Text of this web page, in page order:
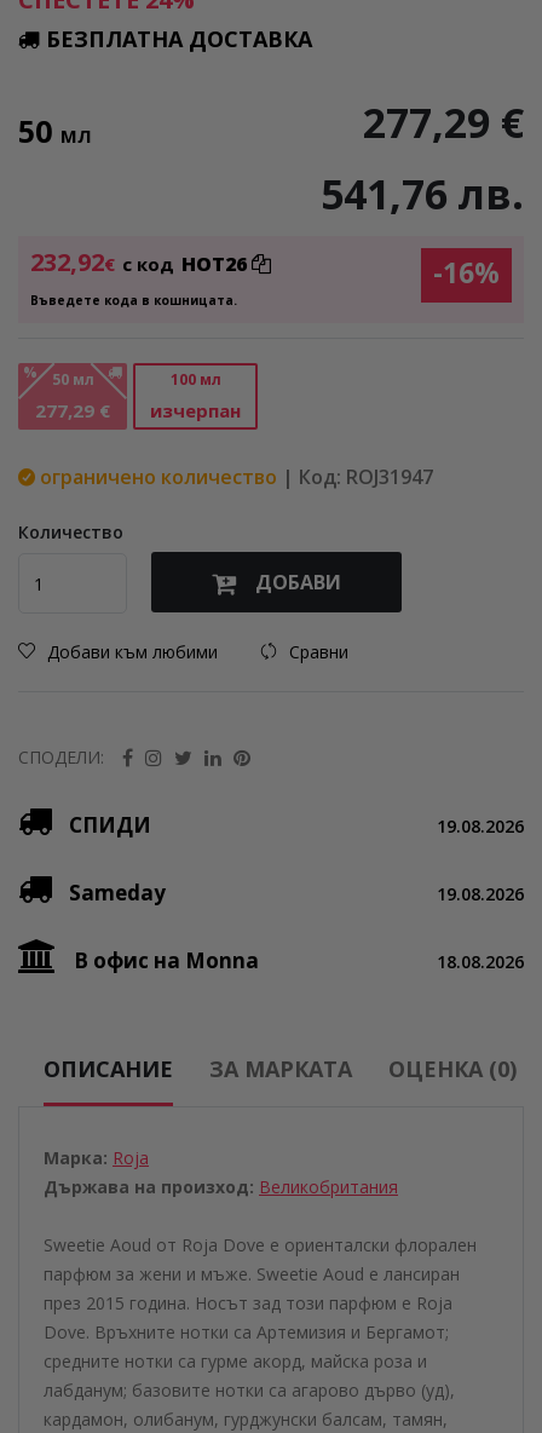
БЕЗПЛАТНА ДОСТАВКА
50 МЛ
277,29 €
541,76 лв.
232,92€ с код HOT26
Въведете кода в кошницата.
-16%
% 50 мл
277,29 €
100 мл
изчерпан
ограничено количество | Код: ROJ31947
Количество
ДОБАВИ
Добави към любими Сравни
СПОДЕЛИ:
СПИДИ 19.08.2026
Sameday 19.08.2026
В офис на Monna 18.08.2026
ОПИСАНИЕ ЗА МАРКАТА ОЦЕНКА (0)
Марка: Roja
Държава на произход: Великобритания
Sweetie Aoud от Roja Dove е ориенталски флорален
парфюм за жени и мъже. Sweetie Aoud е лансиран
през 2015 година. Носът зад този парфюм е Roja
Dove. Връхните нотки са Артемизия и Бергамот;
средните нотки са гурме акорд, майска роза и
лабданум; базовите нотки са агарово дърво (уд),
кардамон, олибанум, гурджунски балсам, тамян,